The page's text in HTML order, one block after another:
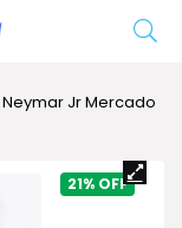
Jr Mercado
21%